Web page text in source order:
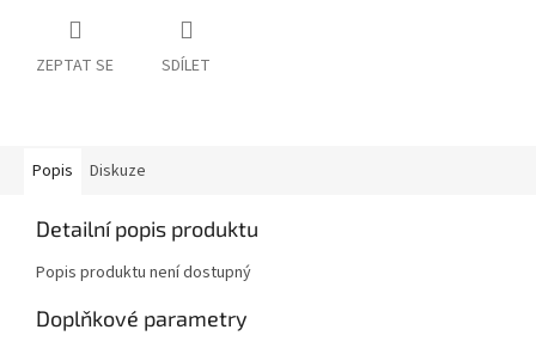
ZEPTAT SE SDÍLET
Popis Diskuze
Detailní popis produktu
Popis produktu není dostupný
Doplňkové parametry